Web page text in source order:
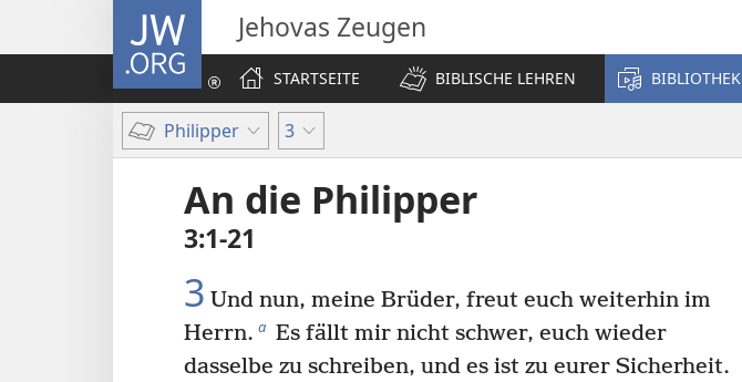
JW.ORG Jehovas Zeugen
STARTSEITE
BIBLISCHE LEHREN BIBLIOTHEK
Philipper 3
An die Philipper
3:1-21
3 Und nun, meine Brüder, freut euch weiterhin im
Herrn. a Es fällt mir nicht schwer, euch wieder
dasselbe zu schreiben, und es ist zu eurer Sicherheit.